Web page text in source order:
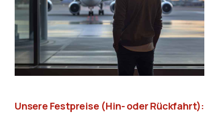
Unsere Festpreise (Hin- oder Rückfahrt):